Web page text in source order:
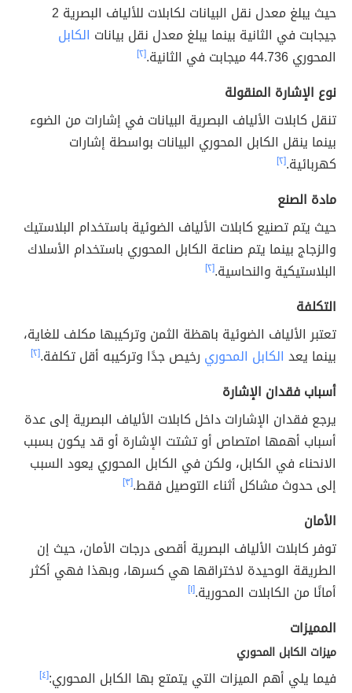
حيث يبلغ معدل نقل البيانات لكابلات للألياف البصرية 2
جيجابت في الثانية بينما يبلغ معدل نقل بيانات الكابل
المحوري 44.736 ميجابت في الثانية.
[٢]
نوع الإشارة المنقولة
تنقل كابلات الألياف البصرية البيانات في إشارات من الضوء
بينما ينقل الكابل المحوري البيانات بواسطة إشارات
كهربائية.[٢]
مادة الصنع
حيث يتم تصنيع كابلات الألياف الضوئية باستخدام البلاستيك
والزجاج بينما يتم صناعة الكابل المحوري باستخدام الأسلاك
البلاستيكية والنحاسية.[٢]
التكلفة
تعتبر الألياف الضوئية باهظة الثمن وتركيبها مكلف للغاية،
بينما يعد الكابل المحوري رخيص جدًا وتركيبه أقل تكلفة.[٢]
أسباب فقدان الإشارة
يرجع فقدان الإشارات داخل كابلات الألياف البصرية إلى عدة
أسباب أهمها امتصاص أو تشتت الإشارة أو قد يكون بسبب
الانحناء في الكابل، ولكن في الكابل المحوري يعود السبب
إلى حدوث مشاكل أثناء التوصيل فقط.[٣]
الأمان
توفر كابلات الألياف البصرية أقصى درجات الأمان، حيث إن
الطريقة الوحيدة لاختراقها هي كسرها، وبهذا فهي أكثر
أمانًا من الكابلات المحورية.[١]
المميزات
ميزات الكابل المحوري
فيما يلي أهم الميزات التي يتمتع بها الكابل المحوري:[٤]